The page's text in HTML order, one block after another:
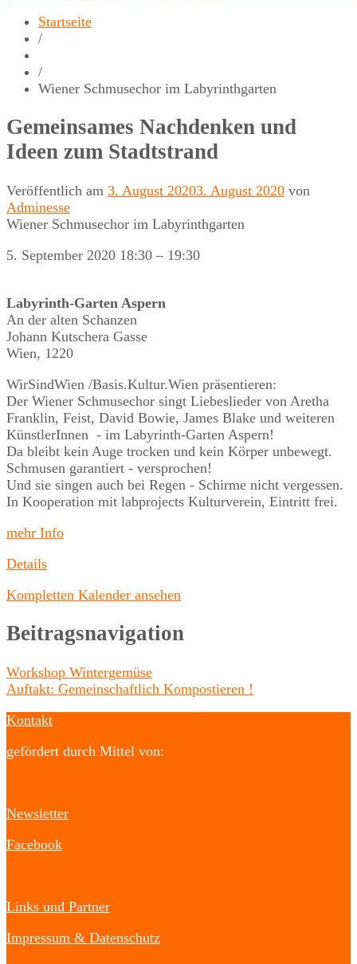
Startseite
/
/
Wiener Schmusechor im Labyrinthgarten
Gemeinsames Nachdenken und
Ideen zum Stadtstrand
Veröffentlich am 3. August 20203. August 2020 von
Adminesse
Wiener Schmusechor im Labyrinthgarten
5. September 2020 18:30 – 19:30
Labyrinth-Garten Aspern
An der alten Schanzen
Johann Kutschera Gasse
Wien, 1220
WirSindWien /Basis.Kultur.Wien präsentieren:
Der Wiener Schmusechor singt Liebeslieder von Aretha
Franklin, Feist, David Bowie, James Blake und weiteren
KünstlerInnen - im Labyrinth-Garten Aspern!
Da bleibt kein Auge trocken und kein Körper unbewegt.
Schmusen garantiert - versprochen!
Und sie singen auch bei Regen - Schirme nicht vergessen.
In Kooperation mit labprojects Kulturverein, Eintritt frei.
mehr Info
Details
Kompletten Kalender ansehen
Beitragsnavigation
Workshop Wintergemüse
Auftakt: Gemeinschaftlich Kompostieren !
Kontakt
gefördert durch Mittel von:
Newsletter
Facebook
Links und Partner
Impressum & Datenschutz